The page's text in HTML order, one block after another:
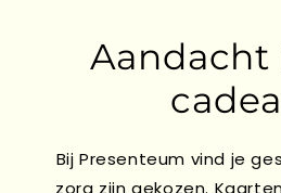
Aandacht
Bij Presenteum vind je